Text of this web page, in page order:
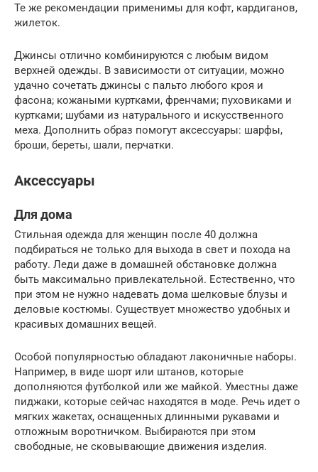
Те же рекомендации применимы для кофт, кардиганов,
жилеток.
Джинсы отлично комбинируются с любым видом
верхней одежды. В зависимости от ситуации, можно
удачно сочетать джинсы с пальто любого кроя и
фасона; кожаными куртками, френчами; пуховиками и
куртками; шубами из натурального и искусственного
меха. Дополнить образ помогут аксессуары: шарфы,
броши, береты, шали, перчатки.
Аксессуары
Для дома
Стильная одежда для женщин после 40 должна
подбираться не только для выхода в свет и похода на
работу. Леди даже в домашней обстановке должна
быть максимально привлекательной. Естественно, что
при этом не нужно надевать дома шелковые блузы и
деловые костюмы. Существует множество удобных и
красивых домашних вещей.
Особой популярностью обладают лаконичные наборы.
Например, в виде шорт или штанов, которые
дополняются футболкой или же майкой. Уместны даже
пиджаки, которые сейчас находятся в моде. Речь идет о
мягких жакетах, оснащенных длинными рукавами и
отложным воротничком. Выбираются при этом
свободные, не сковывающие движения изделия.